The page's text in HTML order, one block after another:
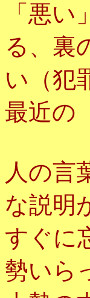
「悪
る、裏
い（犯
最近の
人の言
な説明
すぐに
勢いら